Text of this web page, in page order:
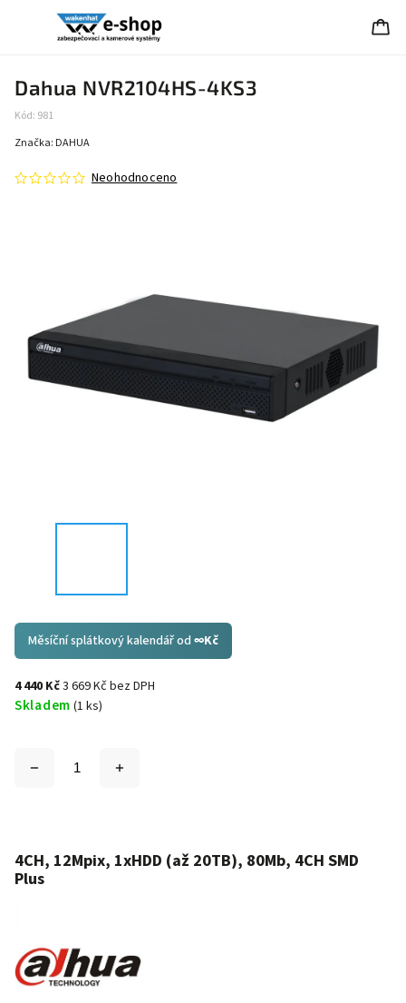
Dahua NVR2104HS-4KS3
Kód: 981
Neohodnoceno
Značka: DAHUA
Měsíční splátkový kalendář od ∞Kč
4 440 Kč3 669 Kč bez DPH
Skladem (1 ks)
4CH, 12Mpix, 1xHDD (až 20TB), 80Mb, 4CH SMD
Plus